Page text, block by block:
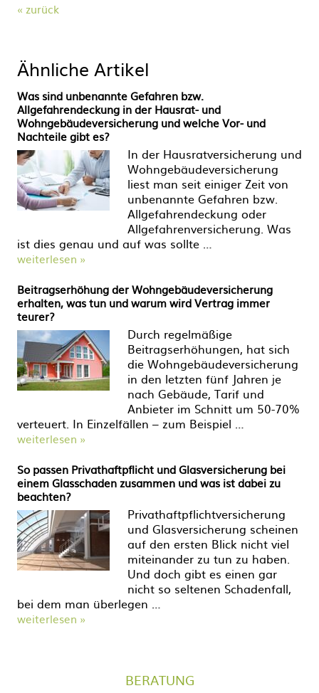
zurück
Ähnliche Artikel
Was sind unbenannte Gefahren bzw.
Allgefahrendeckung in der Hausrat- und
Wohngebäudeversicherung und welche Vor- und
Nachteile gibt es?
In der Hausratversicherung und
Wohngebäudeversicherung
liest man seit einiger Zeit von
unbenannte Gefahren bzw.
Allgefahrendeckung oder
Allgefahrenversicherung. Was
ist dies genau und auf was sollte …
weiterlesen »
Beitragserhöhung der Wohngebäudeversicherung
erhalten, was tun und warum wird Vertrag immer
teurer?
Durch regelmäßige
Beitragserhöhungen, hat sich
die Wohngebäudeversicherung
in den letzten fünf Jahren je
nach Gebäude, Tarif und
Anbieter im Schnitt um 50-70%
verteuert. In Einzelfällen – zum Beispiel …
weiterlesen »
So passen Privathaftpflicht und Glasversicherung bei
einem Glasschaden zusammen und was ist dabei zu
beachten?
Privathaftpflichtversicherung
und Glasversicherung scheinen
auf den ersten Blick nicht viel
miteinander zu tun zu haben.
Und doch gibt es einen gar
nicht so seltenen Schadenfall,
bei dem man überlegen …
weiterlesen »
BERATUNG